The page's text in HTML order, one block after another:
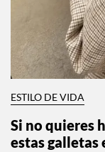
ESTILO DE VIDA
Si no quieres
estas galletas